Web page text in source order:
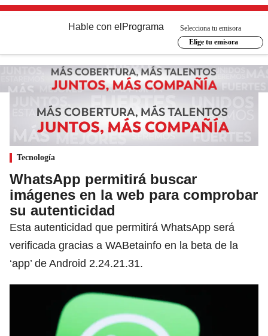
Hable con el Programa
Selecciona tu emisora
Elige tu emisora
Tecnología
WhatsApp permitirá buscar
imágenes en la web para comprobar
su autenticidad
Esta autenticidad que permitirá WhatsApp será
verificada gracias a WABetainfo en la beta de la
‘app’ de Android 2.24.21.31.